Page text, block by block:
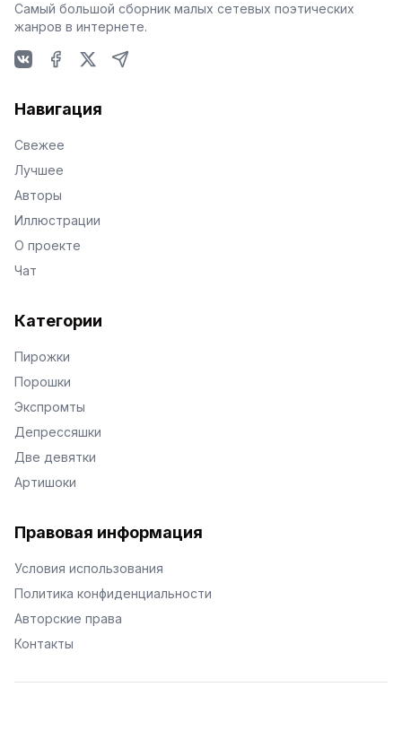
Самый большой сборник малых сетевых поэтических
жанров в интернете.
Навигация
Свежее
Лучшее
Авторы
Иллюстрации
О проекте
Чат
Категории
Пирожки
Порошки
Экспромты
Депрессяшки
Две девятки
Артишоки
Правовая информация
Условия использования
Политика конфиденциальности
Авторские права
Контакты